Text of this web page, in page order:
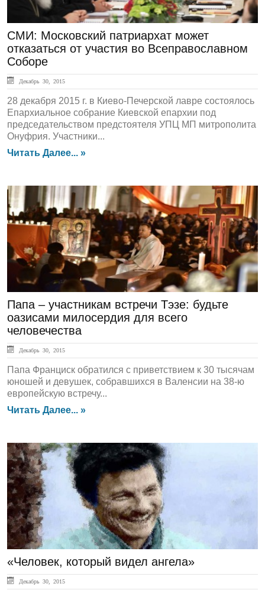
СМИ: Московский патриархат может
отказаться от участия во Всеправославном
Соборе
Декабрь 30, 2015
28 декабря 2015 г. в Киево-Печерской лавре состоялось
Епархиальное собрание Киевской епархии под
председательством предстоятеля УПЦ МП митрополита
Онуфрия. Участники...
Читать Далее... »
ЛЕНТА НОВОСТЕЙ
Папа – участникам встречи Тэзе: будьте
оазисами милосердия для всего
человечества
Декабрь 30, 2015
Папа Франциск обратился с приветствием к 30 тысячам
юношей и девушек, собравшихся в Валенсии на 38-ю
европейскую встречу...
Читать Далее... »
Культура
«Человек, который видел ангела»
Декабрь 30, 2015